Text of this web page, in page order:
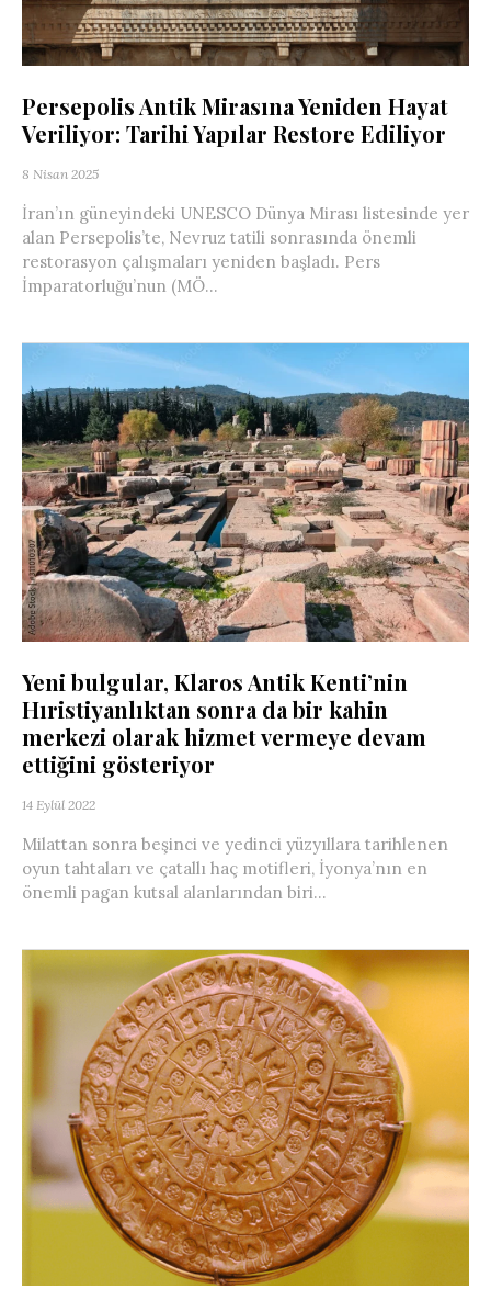
Persepolis Antik Mirasına Yeniden Hayat
Veriliyor: Tarihi Yapılar Restore Ediliyor
8 Nisan 2025
İran’ın güneyindeki UNESCO Dünya Mirası listesinde yer
alan Persepolis’te, Nevruz tatili sonrasında önemli
restorasyon çalışmaları yeniden başladı. Pers
İmparatorluğu’nun (MÖ...
Yeni bulgular, Klaros Antik Kenti’nin
Hıristiyanlıktan sonra da bir kahin
merkezi olarak hizmet vermeye devam
ettiğini gösteriyor
14 Eylül 2022
Milattan sonra beşinci ve yedinci yüzyıllara tarihlenen
oyun tahtaları ve çatallı haç motifleri, İyonya’nın en
önemli pagan kutsal alanlarından biri...